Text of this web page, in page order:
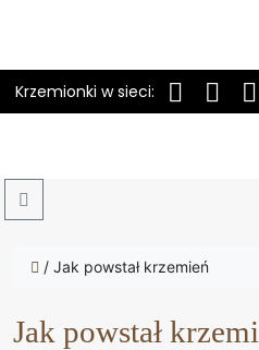
Krzemionki w sieci:
/ Jak powstał krzemień
Jak powstał